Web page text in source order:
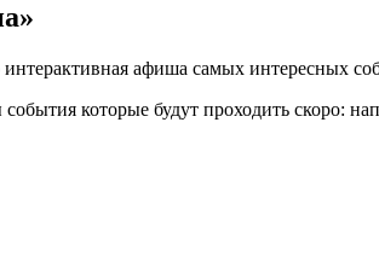
афиша самых интересных
которые будут проходить скоро: